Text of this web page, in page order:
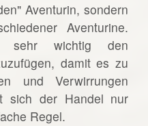
Aventurin, sondern
Aventurine.
sehr wichtig den
damit es zu
und Verwirrungen
sich der Handel nur
Regel.